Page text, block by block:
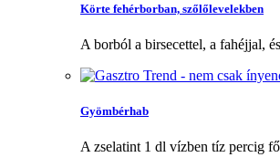
Körte fehérborban, szőlőlevelekben
A borból a birsecettel, a fahéjjal,
Gyömbérhab
A zselatint 1 dl vízben tíz percig